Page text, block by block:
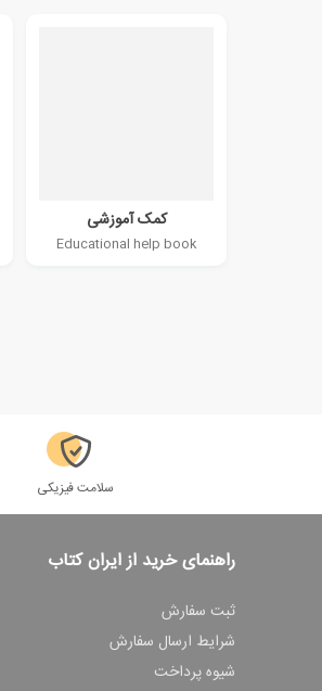
کمک آموزشی
Educational help book
سلامت فیزیکی
راهنمای خرید از ایران کتاب
ثبت سفارش
شرایط ارسال سفارش
شیوه پرداخت